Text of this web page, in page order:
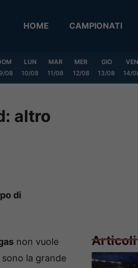
HOME CAMPIONATI
08
LUN
10/08
MAR
11/08
MER
12/08
GIO
13/08
VEN
14/
altro
di
non vuole
la grande
Articoli